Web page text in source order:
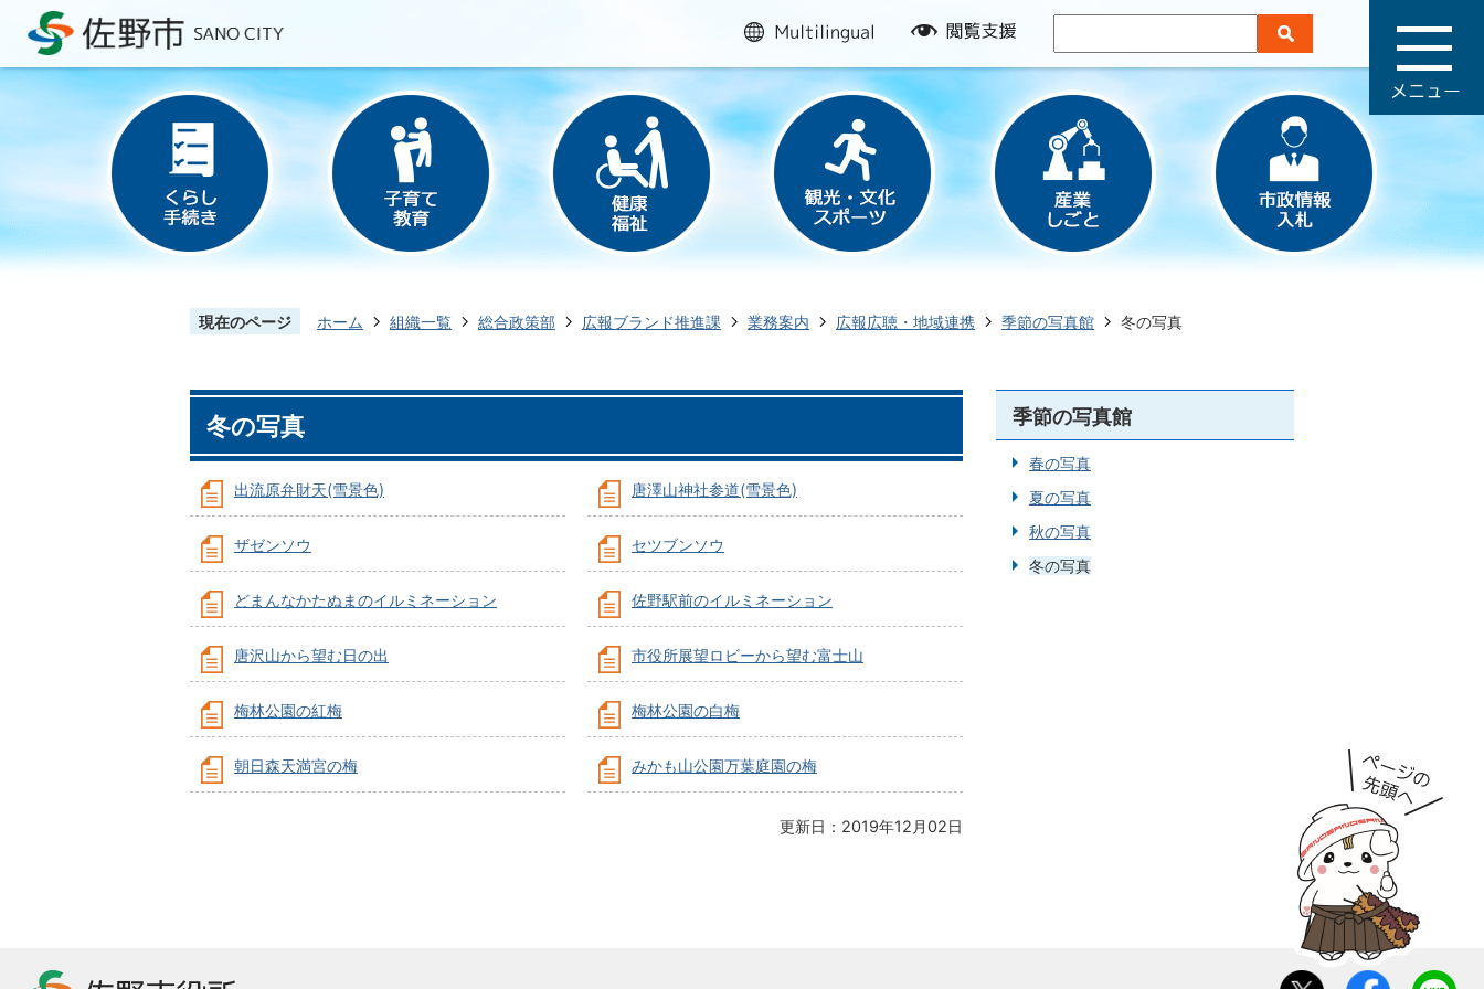
multilingual
閲
援
現在のページ ホーム 組織一覧 総合政策部 広報ブランド推進課 業務案内 広報広聴・地域連携 季節の写真館 冬の写真
冬の写真
出流原弁財天(雪景色) 唐澤山神社参道(雪景色)
ザゼンソウ セツブンソウ
どまんなかたぬまのイルミネーション 佐野駅前のイルミネーション
唐沢山から望む日の出 市役所展望ロビーから望む富士山
梅林公園の紅梅 梅林公園の白梅
朝日森天満宮の梅 みかも山公園万葉庭園の梅
更新日：2019年12月02日
季節の写真館
春の写真
夏の写真
秋の写真
冬の写真